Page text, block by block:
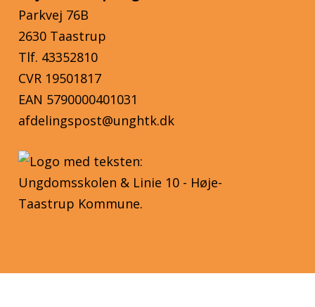
Parkvej 76B
2630 Taastrup
Tlf. 43352810
CVR 19501817
EAN 5790000401031
afdelingspost@unghtk.dk